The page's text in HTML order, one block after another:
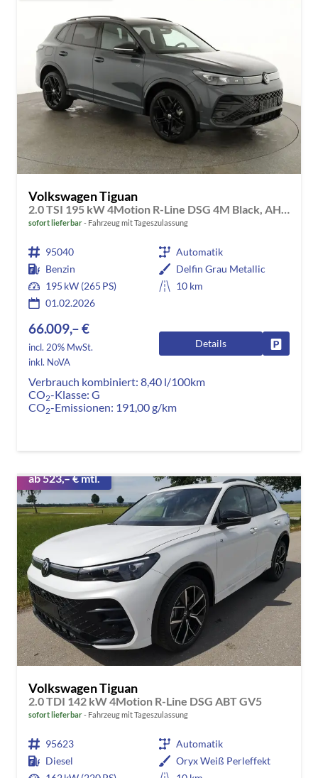
Volkswagen Tiguan
2.0 TSI 195 kW 4Motion R-Line DSG 4M Black, AHK, IQ.Light, 20-Zoll, Navi, Side, AreaView, sofort
sofort lieferbar Fahrzeug mit Tageszulassung
95040
Automatik
Benzin
Delfin Grau Metallic
195 kW (265 PS)
10 km
01.02.2026
66.009,– €
incl. 20% MwSt.
inkl. NoVA
Details
Verbrauch kombiniert: 8,40 l/100km
CO2-Klasse: G
CO2-Emissionen: 191,00 g/km
ab 523,– € mtl.
Volkswagen Tiguan
2.0 TDI 142 kW 4Motion R-Line DSG ABT GV5
sofort lieferbar Fahrzeug mit Tageszulassung
95623
Automatik
Diesel
Oryx Weiß Perleffekt